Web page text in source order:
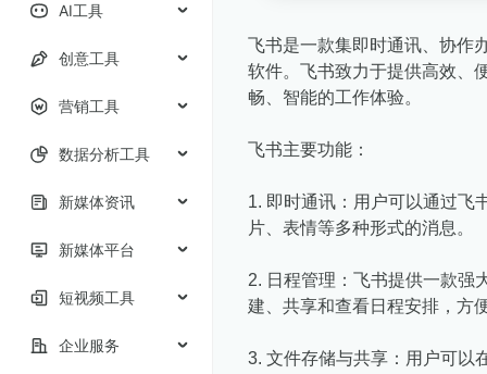
AI工具
创意工具
营销工具
数据分析工具
新媒体资讯
新媒体平台
短视频工具
企业服务
飞书是一款集即时通讯、协作
软件。飞书致力于提供高效、
畅、智能的工作体验。
飞书主要功能：
1. 即时通讯：用户可以通过飞
片、表情等多种形式的消息。
2. 日程管理：飞书提供一款强
建、共享和查看日程安排，方
3. 文件存储与共享：用户可以